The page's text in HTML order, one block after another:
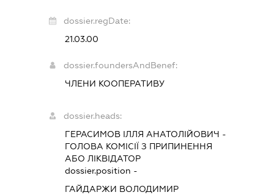
dossier.regDate:
21.03.00
dossier.foundersAndBenef:
ЧЛЕНИ КООПЕРАТИВУ
dossier.heads:
ГЕРАСИМОВ ІЛЛЯ АНАТОЛІЙОВИЧ -
ГОЛОВА КОМІСІЇ З ПРИПИНЕННЯ
АБО ЛІКВІДАТОР
dossier.position -
ГАЙДАРЖИ ВОЛОДИМИР